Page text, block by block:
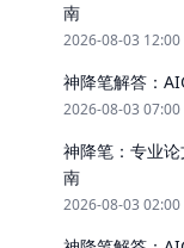
南
2026-08-03 12:00
神降笔解答：
2026-08-03 07:00
神降笔：专业
南
2026-08-03 02:00